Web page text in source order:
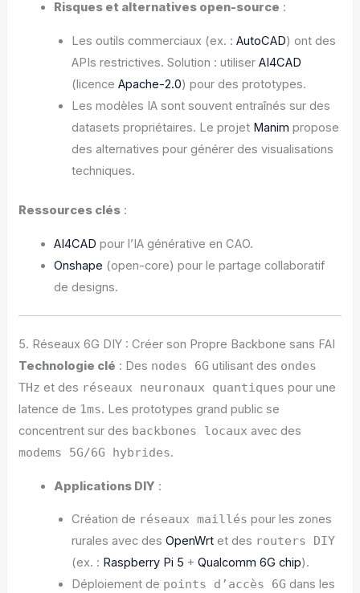
Risques et alternatives open-source :
Les outils commerciaux (ex. :AutoCAD) ont des
APIs restrictives. Solution : utiliserAI4CAD
(licenceApache-2.0) pour des prototypes.
Les modèles IA sont souvent entraînés sur des
datasets propriétaires. Le projet Manim propose
des alternatives pour générer des visualisations
techniques.
Ressources clés :
AI4CAD pour l’IA générative en CAO.
Onshape (open-core) pour le partage collaboratif
de designs.
5. Réseaux 6G DIY : Créer son Propre Backbone sans FAI
Technologie clé : Des nodes 6G utilisant des ondes
THz et des réseaux neuronaux quantiques pour une
latence de 1ms. Les prototypes grand public se
concentrent sur des backbones locaux avec des
modems 5G/6G hybrides.
Applications DIY :
Création de réseaux maillés pour les zones
rurales avec desOpenWrt et des routers DIY
(ex. : Raspberry Pi 5 +Qualcomm 6G chip).
Déploiement de points d’accès 6G dans les